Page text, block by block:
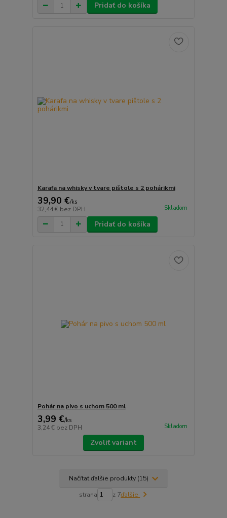
Pridať do košíka
Karafa na whisky v tvare pištole s 2 pohárikmi
39,90 €/ks
32,44 € bez DPH Skladom
Pridať do košíka
Pohár na pivo s uchom 500 ml
3,99 €/ks
3,24 € bez DPH Skladom
Zvoliť variant
Načítať ďalšie produkty (15)
strana z 7ďalšie